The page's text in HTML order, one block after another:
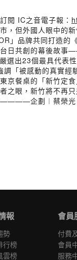
閱 IC之音電子報：
，但外國人眼中的
」品牌共同打造
日共創的幕後故
選出23個最具代表
「被感動的真實經
京餐桌的「新竹定
之眼，新竹將不再
企劃︱蔡榮光、
報
勢
行榜
雲榜
會員
付費
會員
服務